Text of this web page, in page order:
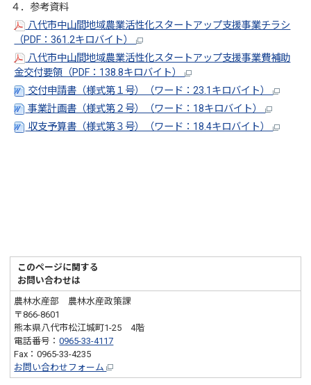
４．参考資料
八代市中山間地域農業活性化スタートアップ支援事業チラシ
（PDF：361.2キロバイト）
八代市中山間地域農業活性化スタートアップ支援事業費補助
金交付要領（PDF：138.8キロバイト）
交付申請書（様式第１号）（ワード：23.1キロバイト）
事業計画書（様式第２号）（ワード：18キロバイト）
収支予算書（様式第３号）（ワード：18.4キロバイト）
このページに関する
お問い合わせは
農林水産部 農林水産政策課
〒866-8601
熊本県八代市松江城町1-25 4階
電話番号：0965-33-4117
Fax：0965-33-4235
お問い合わせフォーム